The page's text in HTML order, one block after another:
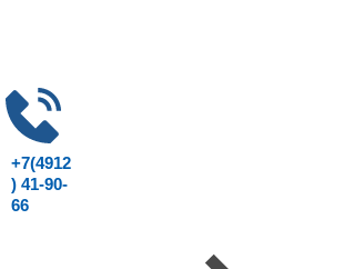
+7(4912
) 41-90-
66